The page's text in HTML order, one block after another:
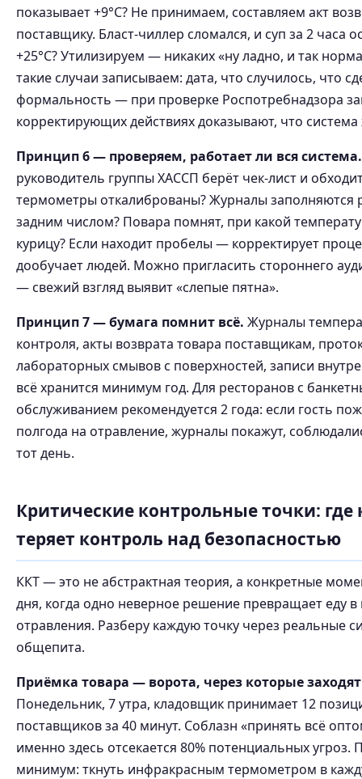
показывает +9°C? Не принимаем, составляем акт
поставщику. Бласт-чиллер сломался, и суп за 2 часа
+25°C? Утилизируем — никаких «ну ладно, и так
такие случаи записываем: дата, что случилось, что
формальность — при проверке Роспотребнадзора
корректирующих действиях доказывают, что
Принцип 6 — проверяем, работает ли вся система.
руководитель группы ХАССП берёт чек-лист и
термометры откалиброваны? Журналы заполняются
задним числом? Повара помнят, при какой
курицу? Если находит пробелы — корректирует
дообучает людей. Можно пригласить стороннего
— свежий взгляд выявит «слепые пятна».
Принцип 7 — бумага помнит всё. Журналы
контроля, акты возврата товара поставщикам,
лабораторных смывов с поверхностей, записи
всё хранится минимум год. Для ресторанов с
обслуживанием рекомендуется 2 года: если гость
полгода на отравление, журналы покажут,
тот день.
Критические контрольные точки: где
теряет контроль над безопасностью
ККТ — это не абстрактная теория, а конкретные
дня, когда одно неверное решение превращает еду в
отравления. Разберу каждую точку через реальные
общепита.
Приёмка товара — ворота, через которые
Понедельник, 7 утра, кладовщик принимает 12
поставщиков за 40 минут. Соблазн «принять всё
именно здесь отсекается 80% потенциальных угроз.
минимум: ткнуть инфракрасным термометром в